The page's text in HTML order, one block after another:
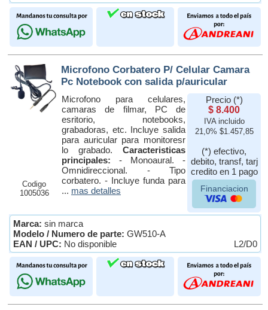
Codigo
1005036
Microfono Corbatero P/ Celular Camara
Pc Notebook con salida p/auricular
Microfono para celulares,
camaras de filmar, PC de
esritorio, notebooks,
grabadoras, etc. Incluye salida
para auricular para monitoresr
lo grabado. Caracteristicas
principales: - Monoaural. -
Omnidireccional. - Tipo
corbatero. - Incluye funda para
... mas detalles
Precio (*)
$ 8.400
IVA incluido
21,0% $1.457,85
(*) efectivo,
debito, transf, tarj
credito en 1 pago
Financiacion
Marca: sin marca
Modelo / Numero de parte: GW510-A
EAN / UPC: No disponible L2/D0